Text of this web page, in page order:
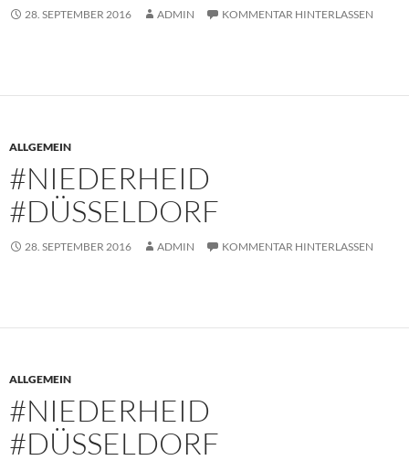
28. SEPTEMBER 2016 ADMIN KOMMENTAR HINTERLASSEN
ALLGEMEIN
#NIEDERHEID
#DÜSSELDORF
28. SEPTEMBER 2016 ADMIN KOMMENTAR HINTERLASSEN
ALLGEMEIN
#NIEDERHEID
#DÜSSELDORF